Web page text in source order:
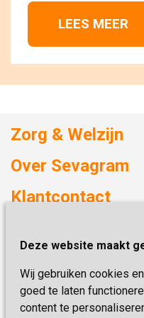
Deze website maakt
Wij gebruiken cookies
goed te laten
content te
LEES MEER
Zorg & Welzijn
Huizen met zorg
Onze specialiteiten
Over Sevagram
Duurzaamheid
Kwaliteit & Klantbeleving
Missie & Visie
Klantcontact
6419 PB Heerlen
Telefoon:0900 777 4
E-mail: